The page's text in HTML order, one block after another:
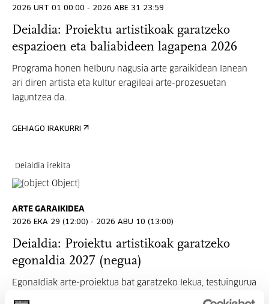
2026 URT 01 00:00 - 2026 ABE 31 23:59
Deialdia: Proiektu artistikoak garatzeko
espazioen eta baliabideen lagapena 2026
Programa honen helburu nagusia arte garaikidean lanean
ari diren artista eta kultur eragileai arte-prozesuetan
laguntzea da.
GEHIAGO IRAKURRI
Deialdia irekita
ARTE GARAIKIDEA
2026 EKA 29 (12:00) - 2026 ABU 10 (13:00)
Deialdia: Proiektu artistikoak garatzeko
egonaldia 2027 (negua)
Egonaldiak arte-proiektua bat garatzeko lekua, testuingurua